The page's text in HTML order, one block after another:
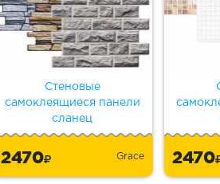
Стеновые
самоклеящиеся панели
сланец
2470 Grace 2470